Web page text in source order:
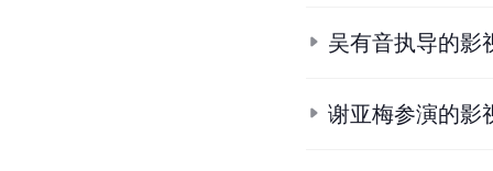
吴有音执导的影
谢亚梅参演的影